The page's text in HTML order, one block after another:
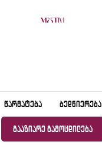
ᲬᲐᲠᲛᲐᲢᲔᲑᲐ ᲑᲔᲓᲜᲘᲔᲠᲔᲑᲐ
ᲒᲐᲐᲖᲘᲐᲠᲔ ᲒᲐᲛᲝᲪᲓᲘᲚᲔᲑᲐ